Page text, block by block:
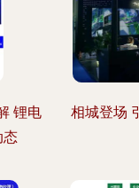
锂电
态
相城登场